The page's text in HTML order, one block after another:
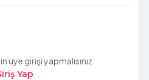
girişi yapmalısınız.
Yap